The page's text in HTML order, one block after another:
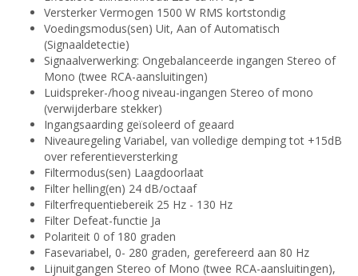
Versterker Vermogen 1500 W RMS kortstondig
Voedingsmodus(sen) Uit, Aan of Automatisch
(Signaaldetectie)
Signaalverwerking: Ongebalanceerde ingangen Stereo of
Mono (twee RCA-aansluitingen)
Luidspreker-/hoog niveau-ingangen Stereo of mono
(verwijderbare stekker)
Ingangsaarding geïsoleerd of geaard
Niveauregeling Variabel, van volledige demping tot +15dB
over referentieversterking
Filtermodus(sen) Laagdoorlaat
Filter helling(en) 24 dB/octaaf
Filterfrequentiebereik 25 Hz - 130 Hz
Filter Defeat-functie Ja
Polariteit 0 of 180 graden
Fasevariabel, 0- 280 graden, gerefereerd aan 80 Hz
Lijnuitgangen Stereo of Mono (twee RCA-aansluitingen),